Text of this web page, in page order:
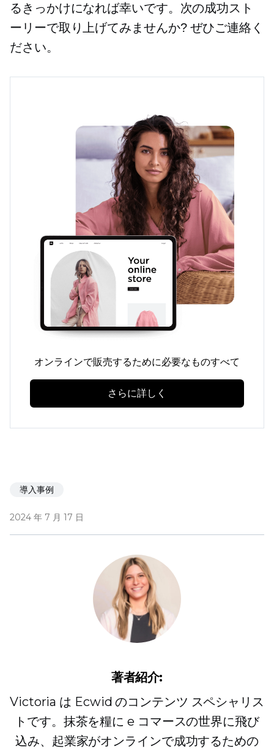
るきっかけになれば幸いです。次の成功スト
ーリーで取り上げてみませんか? ぜひご連絡く
ださい。
オンラインで販売するために必要なものすべて
さらに詳しく
導入事例
2024 年 7 月 17 日
著者紹介:
Victoria は Ecwid のコンテンツ スペシャリス
トです。抹茶を糧に e コマースの世界に飛び
込み、起業家がオンラインで成功するための